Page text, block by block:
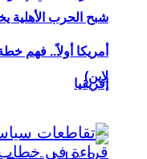
شبح الحرب الأهلية
لاين)
أمريكا أولاً.. فهم
إفريقيا